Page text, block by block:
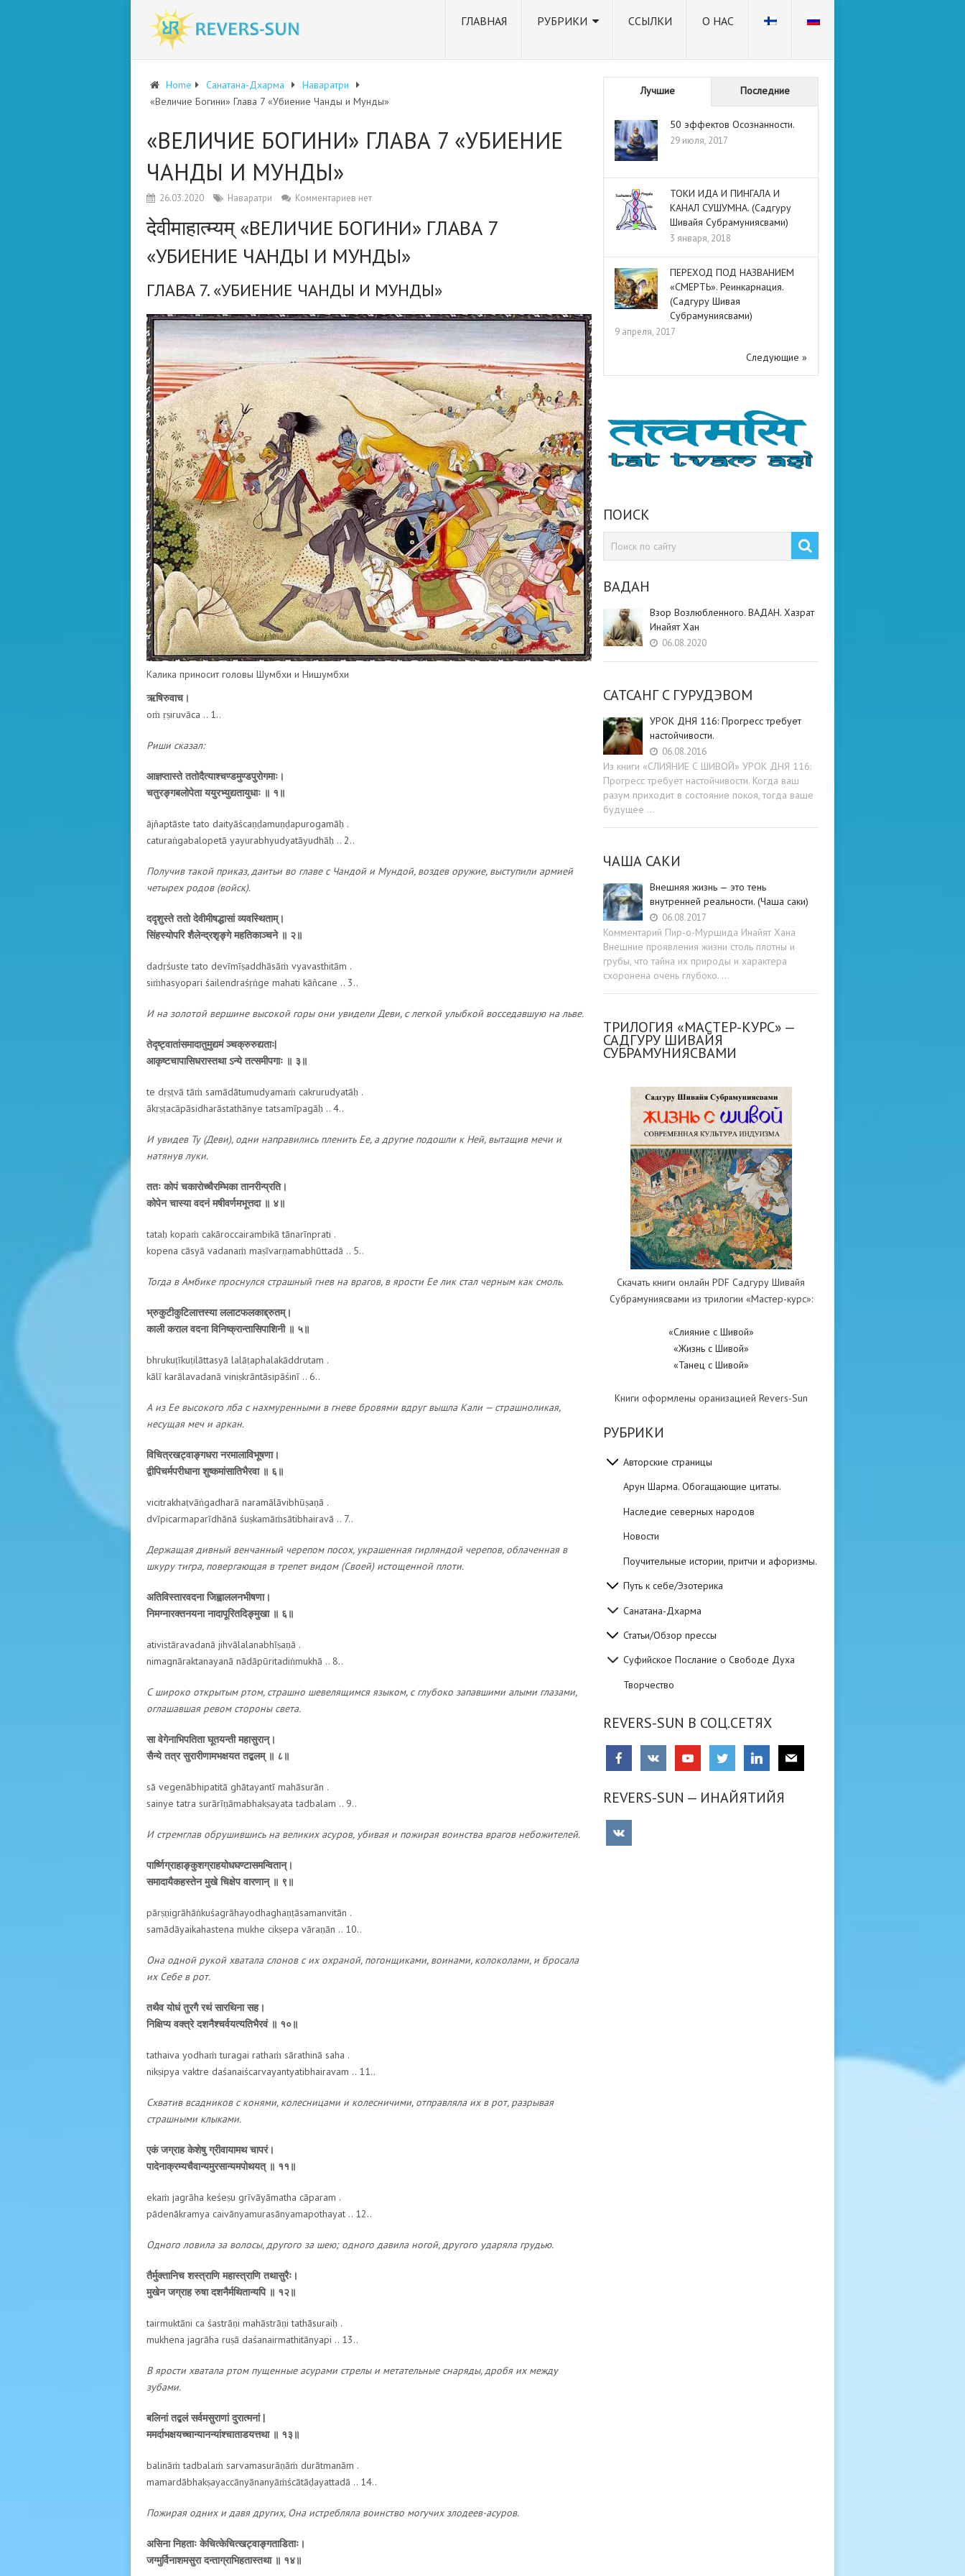
ГЛАВНАЯ РУБРИКИ ССЫЛКИ О НАС
Home Санатана-Дхарма
Наваратри
«Величие Богини» Глава 7 «Убиение Чанды и Мунды»
«ВЕЛИЧИЕ БОГИНИ» ГЛАВА 7 «УБИЕНИЕ
ЧАНДЫ И МУНДЫ»
26.03.2020 Наваратри Комментариев нет
देवीमाहात्म्यम् «ВЕЛИЧИЕ БОГИНИ» ГЛАВА 7
«УБИЕНИЕ ЧАНДЫ И МУНДЫ»
ГЛАВА 7. «УБИЕНИЕ ЧАНДЫ И МУНДЫ»
Калика приносит головы Шумбхи и Нишумбхи
ऋषिरुवाच।
oṁ ṛṣiruvāca .. 1..
Риши сказал:
आज्ञप्तास्ते ततोदैत्याश्चण्डमुण्डपुरोगमाः।
चतुरङ्गबलोपेता ययुरभ्युद्यतायुधाः ॥ १॥
ājñaptāste tato daityāścaṇḍamuṇḍapurogamāḥ .
caturaṅgabalopetā yayurabhyudyatāyudhāḥ .. 2..
Получив такой приказ, даитьи во главе с Чандой и Мундой, воздев оружие, выступили армией
четырех родов (войск).
ददृशुस्ते ततो देवीमीषद्धासां व्यवस्थिताम्।
सिंहस्योपरि शैलेन्द्रशृङ्गे महतिकाञ्चने ॥ २॥
dadṛśuste tato devīmīṣaddhāsāṁ vyavasthitām .
siṁhasyopari śailendraśṛṅge mahati kāñcane .. 3..
И на золотой вершине высокой горы они увидели Деви, с легкой улыбкой восседавшую на льве.
तेदृष्ट्वातांसमादातुमुद्यमं ञ्चक्रुरुद्यताः|
आकृष्टचापासिधरास्तथा ऽन्ये तत्समीपगाः ॥ ३॥
te dṛṣṭvā tāṁ samādātumudyamaṁ cakrurudyatāḥ .
ākṛṣṭacāpāsidharāstathānye tatsamīpagāḥ .. 4..
И увидев Ту (Деви), одни направились пленить Ее, а другие подошли к Ней, вытащив мечи и
натянув луки.
ततः कोपं चकारोच्चैरम्भिका तानरीन्प्रति।
कोपेन चास्या वदनं मषीवर्णमभूत्तदा ॥ ४॥
tataḥ kopaṁ cakāroccairambikā tānarīnprati .
kopena cāsyā vadanaṁ maṣīvarṇamabhūttadā .. 5..
Тогда в Амбике проснулся страшный гнев на врагов, в ярости Ее лик стал черным как смоль.
भ्रुकुटीकुटिलात्तस्या ललाटफलकाद्द्रुतम्।
काली कराल वदना विनिष्क्रान्तासिपाशिनी ॥ ५॥
bhrukuṭīkuṭilāttasyā lalāṭaphalakāddrutam .
kālī karālavadanā viniṣkrāntāsipāśinī .. 6..
А из Ее высокого лба с нахмуренными в гневе бровями вдруг вышла Кали — страшноликая,
несущая меч и аркан.
विचित्रखट्वाङ्गधरा नरमालाविभूषणा।
द्वीपिचर्मपरीधाना शुष्कमांसातिभैरवा ॥ ६॥
vicitrakhaṭvāṅgadharā naramālāvibhūṣaṇā .
dvīpicarmaparīdhānā śuṣkamāṁsātibhairavā .. 7..
Держащая дивный венчанный черепом посох, украшенная гирляндой черепов, облаченная в
шкуру тигра, повергающая в трепет видом (Своей) истощенной плоти.
अतिविस्तारवदना जिह्वाललनभीषणा।
निमग्नारक्तनयना नादापूरितदिङ्मुखा ॥ ६॥
ativistāravadanā jihvālalanabhīṣaṇā .
nimagnāraktanayanā nādāpūritadiṅmukhā .. 8..
С широко открытым ртом, страшно шевелящимся языком, с глубоко запавшими алыми глазами,
оглашавшая ревом стороны света.
सा वेगेनाभिपतिता घूतयन्ती महासुरान्।
सैन्ये तत्र सुरारीणामभक्षयत तद्बलम् ॥ ८॥
sā vegenābhipatitā ghātayantī mahāsurān .
sainye tatra surārīṇāmabhakṣayata tadbalam .. 9..
И стремглав обрушившись на великих асуров, убивая и пожирая воинства врагов небожителей.
पार्ष्णिग्राहाङ्कुशग्राहयोधघण्टासमन्वितान्।
समादायैकहस्तेन मुखे चिक्षेप वारणान् ॥ ९॥
pārṣṇigrāhāṅkuśagrāhayodhaghaṇṭāsamanvitān .
samādāyaikahastena mukhe cikṣepa vāraṇān .. 10..
Она одной рукой хватала слонов с их охраной, погонщиками, воинами, колоколами, и бросала
их Себе в рот.
तथैव योधं तुरगै रथं सारथिना सह।
निक्षिप्य वक्त्रे दशनैश्चर्वयत्यतिभैरवं ॥ १०॥
tathaiva yodhaṁ turagai rathaṁ sārathinā saha .
nikṣipya vaktre daśanaiścarvayantyatibhairavam .. 11..
Схватив всадников с конями, колесницами и колесничими, отправляла их в рот, разрывая
страшными клыками.
एकं जग्राह केशेषु ग्रीवायामथ चापरं।
पादेनाक्रम्यचैवान्यमुरसान्यमपोथयत् ॥ ११॥
ekaṁ jagrāha keśeṣu grīvāyāmatha cāparam .
pādenākramya caivānyamurasānyamapothayat .. 12..
Одного ловила за волосы, другого за шею; одного давила ногой, другого ударяла грудью.
तैर्मुक्तानिच शस्त्राणि महास्त्राणि तथासुरैः।
मुखेन जग्राह रुषा दशनैर्मथितान्यपि ॥ १२॥
tairmuktāni ca śastrāṇi mahāstrāṇi tathāsuraiḥ .
mukhena jagrāha ruṣā daśanairmathitānyapi .. 13..
В ярости хватала ртом пущенные асурами стрелы и метательные снаряды, дробя их между
зубами.
बलिनां तद्बलं सर्वमसुराणां दुरात्मनां |
ममर्दाभक्षयच्चान्यानन्यांश्चाताडयत्तथा ॥ १३॥
balināṁ tadbalaṁ sarvamasurāṇāṁ durātmanām .
mamardābhakṣayaccānyānanyāṁścātāḍayattadā .. 14..
Пожирая одних и давя других, Она истребляла воинство могучих злодеев-асуров.
असिना निहताः केचित्केचित्खट्वाङ्गताडिताः।
जग्मुर्विनाशमसुरा दन्ताग्राभिहतास्तथा ॥ १४॥
Лучшие Последние
50 эффектов Осознанности.
29 июля, 2017
ТОКИ ИДА И ПИНГАЛА И
КАНАЛ СУШУМНА. (Садгуру
Шивайя Субрамуниясвами)
3 января, 2018
ПЕРЕХОД ПОД НАЗВАНИЕМ
«СМЕРТЬ». Реинкарнация.
(Садгуру Шивая
Субрамуниясвами)
9 апреля, 2017
Следующие »
ПОИСК
ВАДАН
Взор Возлюбленного. ВАДАН. Хазрат
Инайят Хан
06.08.2020
САТСАНГ C ГУРУДЭВОМ
УРОК ДНЯ 116: Прогресс требует
настойчивости.
06.08.2016
Из книги «СЛИЯНИЕ С ШИВОЙ» УРОК ДНЯ 116:
Прогресс требует настойчивости. Когда ваш
разум приходит в состояние покоя, тогда ваше
будущее …
ЧАША САКИ
Внешняя жизнь — это тень
внутренней реальности. (Чаша саки)
06.08.2017
Комментарий Пир-о-Муршида Инайят Хана
Внешние проявления жизни столь плотны и
грубы, что тайна их природы и характера
схоронена очень глубоко. …
ТРИЛОГИЯ «МАСТЕР-КУРС» —
САДГУРУ ШИВАЙЯ
СУБРАМУНИЯСВАМИ
Скачать книги онлайн PDF Садгуру Шивайя
Субрамуниясвами из трилогии «Мастер-курс»:
«Слияние с Шивой»
«Жизнь с Шивой»
«Танец с Шивой»
Книги оформлены оранизацией Revers-Sun
РУБРИКИ
Авторские страницы
Арун Шарма. Обогащающие цитаты.
Наследие северных народов
Новости
Поучительные истории, притчи и афоризмы.
Путь к себе/Эзотерика
Санатана-Дхарма
Статьи/Обзор прессы
Суфийское Послание о Свободе Духа
Творчество
REVERS-SUN В СОЦ.СЕТЯХ
REVERS-SUN — ИНАЙЯТИЙЯ